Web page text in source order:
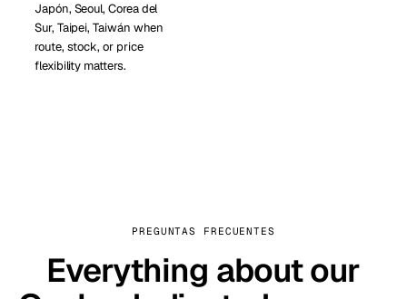
Japón, Seoul, Corea del
Sur, Taipei, Taiwán when
route, stock, or price
flexibility matters.
PREGUNTAS FRECUENTES
Everything about our